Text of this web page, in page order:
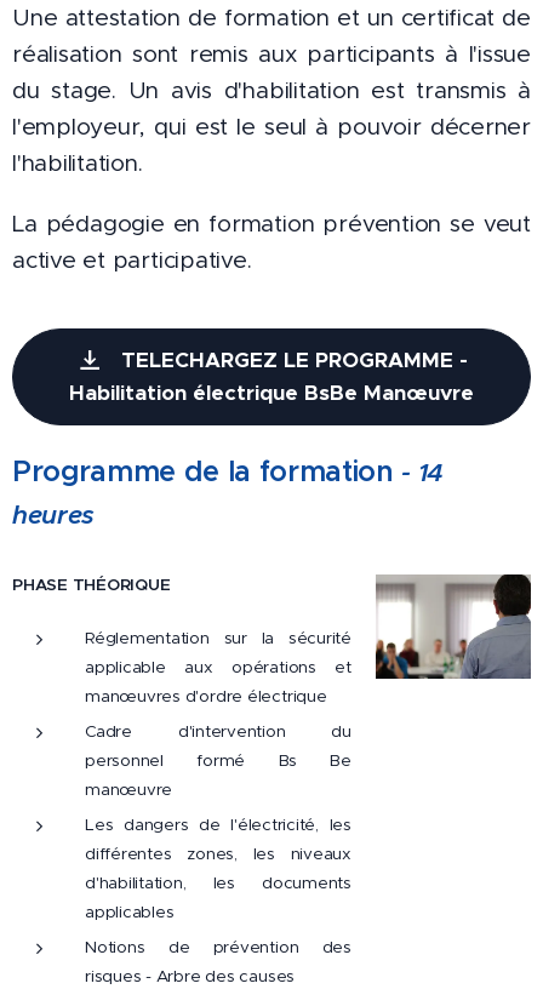
Une attestation de formation et un certificat de
réalisation sont remis aux participants à l'issue
du stage. Un avis d'habilitation est transmis à
l'employeur, qui est le seul à pouvoir décerner
l'habilitation.
La pédagogie en formation prévention se veut
active et participative.
TELECHARGEZ LE PROGRAMME -
Habilitation électrique BsBe Manœuvre
Programme de la formation - 14
heures
PHASE THÉORIQUE
Réglementation sur la sécurité
applicable aux opérations et
manœuvres d'ordre électrique
Cadre d'intervention du
personnel formé Bs Be
manœuvre
Les dangers de l'électricité, les
différentes zones, les niveaux
d'habilitation, les documents
applicables
Notions de prévention des
risques - Arbre des causes